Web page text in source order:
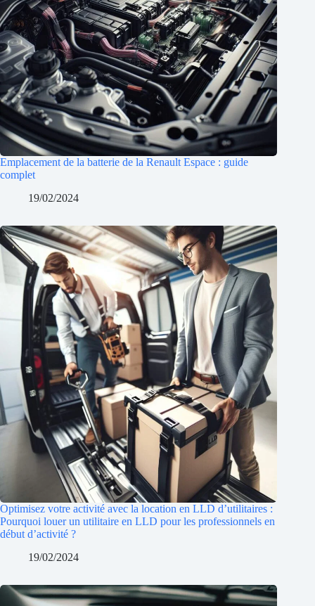
Emplacement de la batterie de la Renault Espace : guide
complet
19/02/2024
Optimisez votre activité avec la location en LLD d’utilitaires :
Pourquoi louer un utilitaire en LLD pour les professionnels en
début d’activité ?
19/02/2024